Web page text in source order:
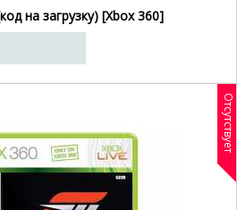
на загрузку) [Xbox 360]
Отсутствует